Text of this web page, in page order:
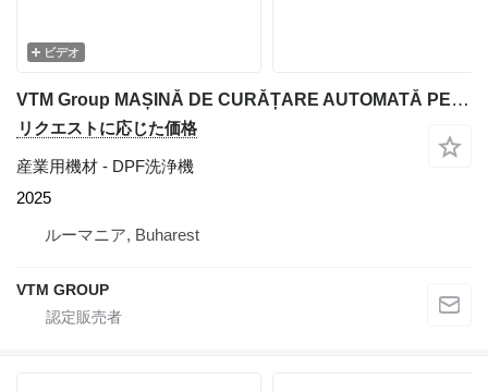
ビデオ
VTM Group MAȘINĂ DE CURĂȚARE AUTOMATĂ PENTRU FILTRELE DPF ȘI CATALIZATORI
リクエストに応じた価格
産業用機材 - DPF洗浄機
2025
ルーマニア, Buharest
VTM GROUP